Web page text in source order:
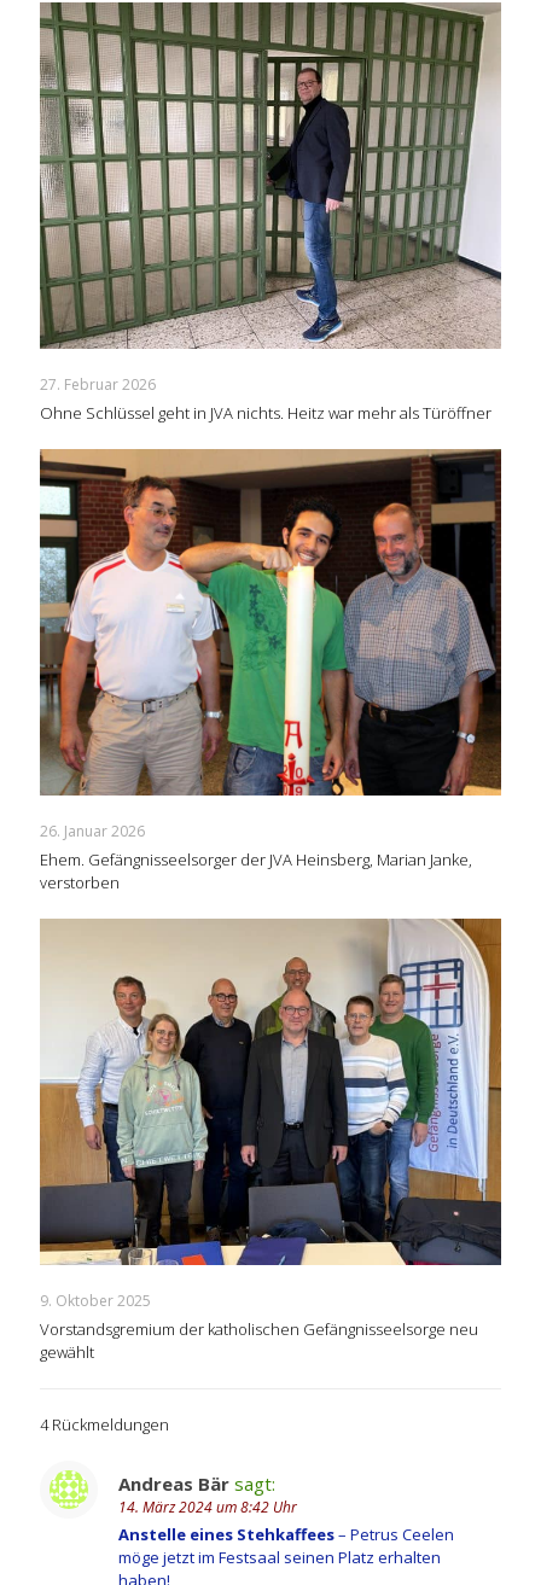
27. Februar 2026
Ohne Schlüssel geht in JVA nichts. Heitz war mehr als Türöffner
26. Januar 2026
Ehem. Gefängnisseelsorger der JVA Heinsberg, Marian Janke,
verstorben
9. Oktober 2025
Vorstandsgremium der katholischen Gefängnisseelsorge neu
gewählt
4 Rückmeldungen
Andreas Bär sagt:
14. März 2024 um 8:42 Uhr
Anstelle eines Stehkaffees– Petrus Ceelen
möge jetzt im Festsaal seinen Platz erhalten
haben!